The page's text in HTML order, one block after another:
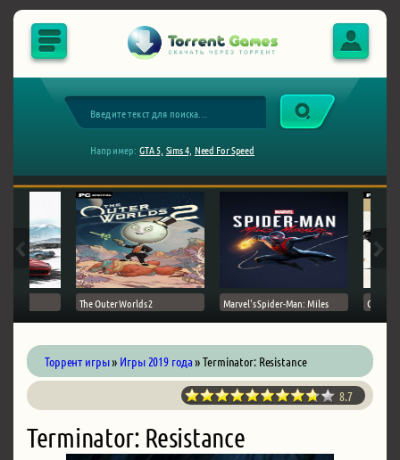
Например: GTA 5, Sims 4, Need For Speed
The Outer Worlds 2 Marvel's Spider-Man: Miles Ghost
Торрент игры» Игры 2019 года» Terminator: Resistance
8.7
Terminator: Resistance